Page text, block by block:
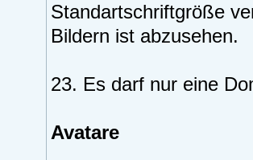
Standartschriftgröße
Bildern ist abzusehen.
23. Es darf nur eine
Avatare